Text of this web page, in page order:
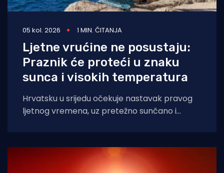
05 kol. 2026 1 MIN. ČITANJA
Ljetne vrućine ne posustaju:
Praznik će proteći u znaku
sunca i visokih temperatura
Hrvatsku u srijedu očekuje nastavak pravog
ljetnog vremena, uz pretežno sunčano i